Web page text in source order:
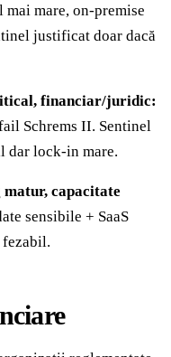
mare, on-premise
justificat doar dacă
financiar/juridic:
Schrems II. Sentinel
dar lock-in mare.
capacitate
sensibile + SaaS